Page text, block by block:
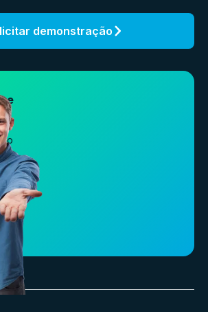
demonstração